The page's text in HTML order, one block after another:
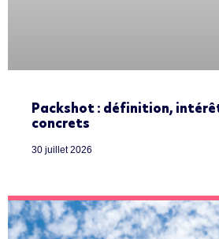
Packshot : définition,
concrets
30 juillet 2026